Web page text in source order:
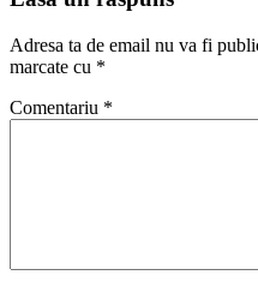
Adresa ta de email nu va fi
marcate cu *
Comentariu *